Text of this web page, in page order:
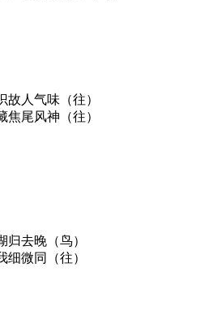
人气味（往）
尾风神（往）
去晚（鸟）
微同（往）